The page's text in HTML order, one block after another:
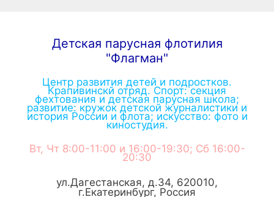
Детская парусная флотилия
"Флагман"
Центр развития детей и подростков.
Крапивинскй отряд. Спорт: секция
фехтования и детская парусная школа;
развитие: кружок детской журналистики и
история России и флота; искусство: фото и
киностудия.
Вт, Чт 8:00-11:00 и 16:00-19:30; Сб 16:00-
20:30
ул.Дагестанская, д.34, 620010,
г.Екатеринбург, Россия